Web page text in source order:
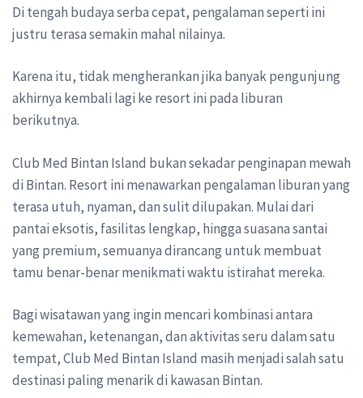
Di tengah budaya serba cepat, pengalaman seperti ini
justru terasa semakin mahal nilainya.
Karena itu, tidak mengherankan jika banyak pengunjung
akhirnya kembali lagi ke resort ini pada liburan
berikutnya.
Club Med Bintan Island bukan sekadar penginapan mewah
di Bintan. Resort ini menawarkan pengalaman liburan yang
terasa utuh, nyaman, dan sulit dilupakan. Mulai dari
pantai eksotis, fasilitas lengkap, hingga suasana santai
yang premium, semuanya dirancang untuk membuat
tamu benar-benar menikmati waktu istirahat mereka.
Bagi wisatawan yang ingin mencari kombinasi antara
kemewahan, ketenangan, dan aktivitas seru dalam satu
tempat, Club Med Bintan Island masih menjadi salah satu
destinasi paling menarik di kawasan Bintan.